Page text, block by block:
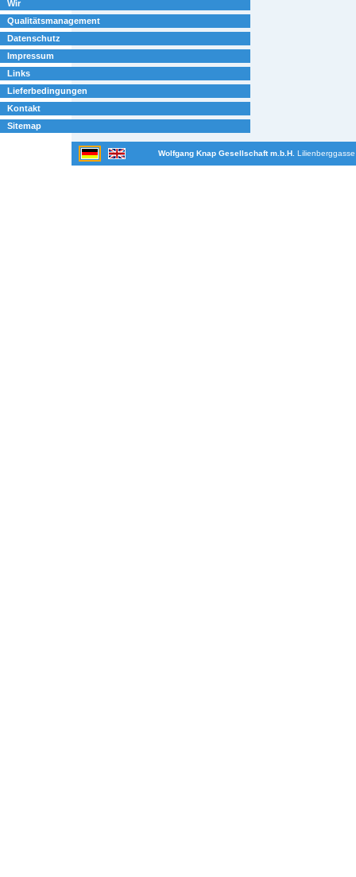
Wir
Qualitätsmanagement
Datenschutz
Impressum
Links
Lieferbedingungen
Kontakt
Sitemap
Wolfgang Knap Gesellschaft m.b.H.